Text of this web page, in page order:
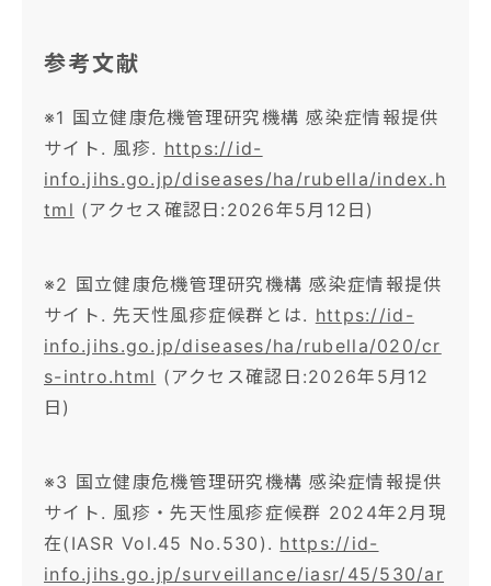
参考文献
※1 国立健康危機管理研究機構 感染症情報提供
サイト. 風疹. https://id-
info.jihs.go.jp/diseases/ha/rubella/index.h
tml (アクセス確認日:2026年5月12日)
※2 国立健康危機管理研究機構 感染症情報提供
サイト. 先天性風疹症候群とは. https://id-
info.jihs.go.jp/diseases/ha/rubella/020/cr
s-intro.html (アクセス確認日:2026年5月12
日)
※3 国立健康危機管理研究機構 感染症情報提供
サイト. 風疹・先天性風疹症候群 2024年2月現
在(IASR Vol.45 No.530). https://id-
info.jihs.go.jp/surveillance/iasr/45/530/ar